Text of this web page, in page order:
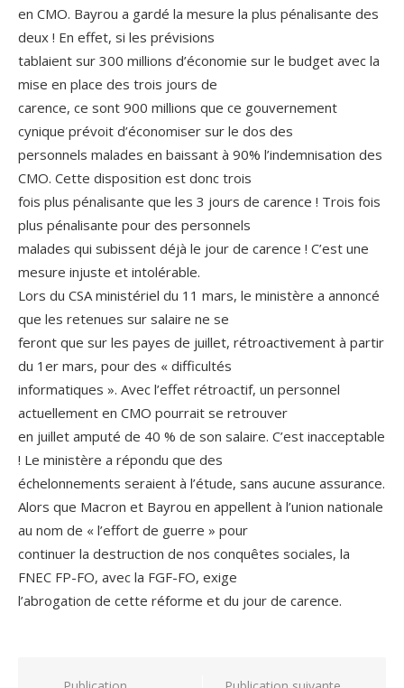
en CMO. Bayrou a gardé la mesure la plus pénalisante des
deux ! En effet, si les prévisions
tablaient sur 300 millions d’économie sur le budget avec la
mise en place des trois jours de
carence, ce sont 900 millions que ce gouvernement
cynique prévoit d’économiser sur le dos des
personnels malades en baissant à 90% l’indemnisation des
CMO. Cette disposition est donc trois
fois plus pénalisante que les 3 jours de carence ! Trois fois
plus pénalisante pour des personnels
malades qui subissent déjà le jour de carence ! C’est une
mesure injuste et intolérable.
Lors du CSA ministériel du 11 mars, le ministère a annoncé
que les retenues sur salaire ne se
feront que sur les payes de juillet, rétroactivement à partir
du 1er mars, pour des « difficultés
informatiques ». Avec l’effet rétroactif, un personnel
actuellement en CMO pourrait se retrouver
en juillet amputé de 40 % de son salaire. C’est inacceptable
! Le ministère a répondu que des
échelonnements seraient à l’étude, sans aucune assurance.
Alors que Macron et Bayrou en appellent à l’union nationale
au nom de « l’effort de guerre » pour
continuer la destruction de nos conquêtes sociales, la
FNEC FP-FO, avec la FGF-FO, exige
l’abrogation de cette réforme et du jour de carence.